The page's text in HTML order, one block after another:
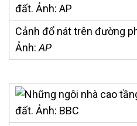
Cảnh đổ nát trên đường
Ảnh: AP